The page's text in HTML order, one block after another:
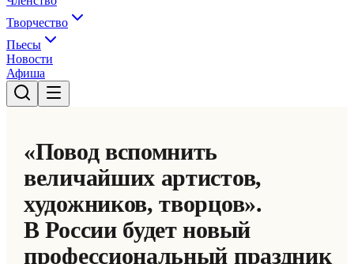
Творчество
Пьесы
Новости
Афиша
«Повод вспомнить
величайших артистов,
художников, творцов».
В России будет новый
профессиональный праздник